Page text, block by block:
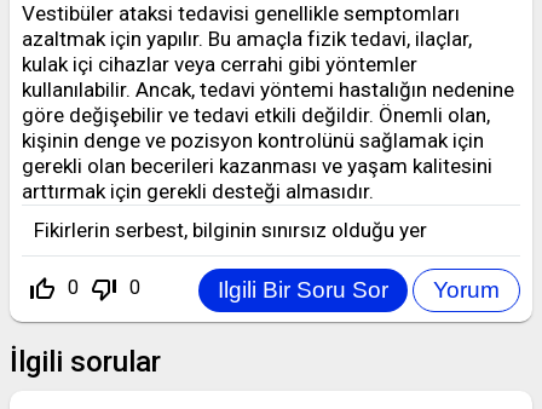
Vestibüler ataksi tedavisi genellikle semptomları
azaltmak için yapılır. Bu amaçla fizik tedavi, ilaçlar,
kulak içi cihazlar veya cerrahi gibi yöntemler
kullanılabilir. Ancak, tedavi yöntemi hastalığın nedenine
göre değişebilir ve tedavi etkili değildir. Önemli olan,
kişinin denge ve pozisyon kontrolünü sağlamak için
gerekli olan becerileri kazanması ve yaşam kalitesini
arttırmak için gerekli desteği almasıdır.
Fikirlerin serbest, bilginin sınırsız olduğu yer
thumb_up_off_alt 0 thumb_down_off_alt 0
İlgili sorular